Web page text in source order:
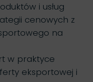
i usług
cenowych z
na
w praktyce
eksportowej i